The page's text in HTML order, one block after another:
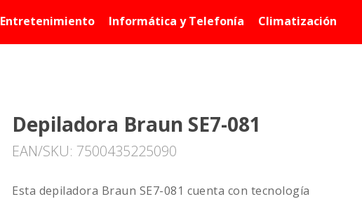
Entretenimiento Informática y Telefonía Climatización
Depiladora Braun SE7-081
EAN/SKU: 7500435225090
Esta depiladora Braun SE7-081 cuenta con tecnología